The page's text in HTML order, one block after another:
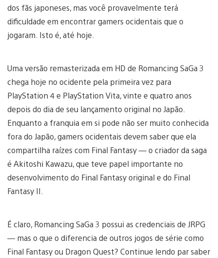
dos fãs japoneses, mas você provavelmente terá
dificuldade em encontrar gamers ocidentais que o
jogaram. Isto é, até hoje.
Uma versão remasterizada em HD de Romancing SaGa 3
chega hoje no ocidente pela primeira vez para
PlayStation 4 e PlayStation Vita, vinte e quatro anos
depois do dia de seu lançamento original no Japão.
Enquanto a franquia em si pode não ser muito conhecida
fora do Japão, gamers ocidentais devem saber que ela
compartilha raízes com Final Fantasy — o criador da saga
é Akitoshi Kawazu, que teve papel importante no
desenvolvimento do Final Fantasy original e do Final
Fantasy II.
É claro, Romancing SaGa 3 possui as credenciais de JRPG
— mas o que o diferencia de outros jogos de série como
Final Fantasy ou Dragon Quest? Continue lendo par saber